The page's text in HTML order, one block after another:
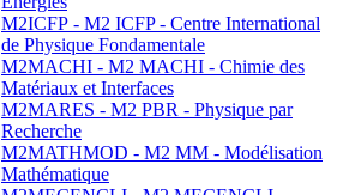
M2ICFP - M2 ICFP - Centre International
de Physique Fondamentale
M2MACHI - M2 MACHI - Chimie des
Matériaux et Interfaces
M2MARES - M2 PBR - Physique par
Recherche
M2MATHMOD - M2 MM - Modélisation
Mathématique